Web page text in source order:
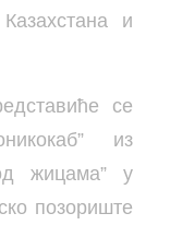
и
се
из
жицама” у
позориште